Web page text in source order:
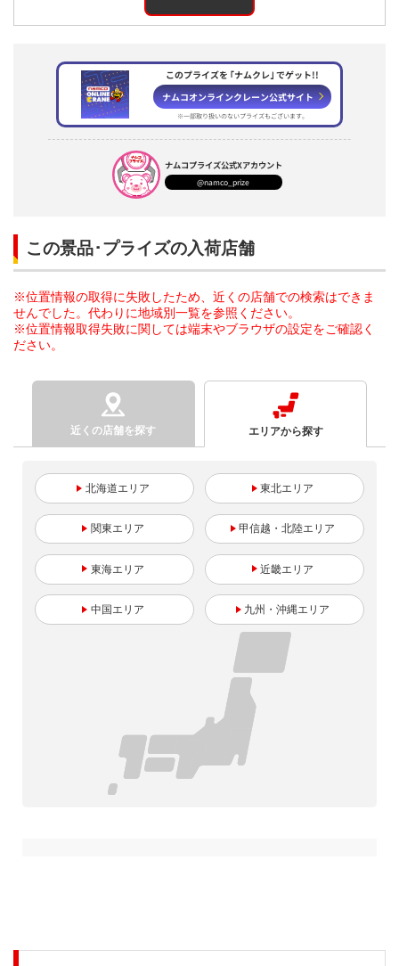
このプライズを ｢ナムクレ｣ でゲット!!
ナムコオンラインクレーン公式サイト
※一部取り扱いのないプライズもございます。
ナムコプライズ公式Xアカウント
@namco_prize
この景品･プライズの入荷店舗
※位置情報の取得に失敗したため、近くの店舗での検索はできま
せんでした。代わりに地域別一覧を参照ください。
※位置情報取得失敗に関しては端末やブラウザの設定をご確認く
ださい。
近くの店舗を探す エリアから探す
北海道 東北
関東 甲信越・北陸
東海 近畿
中国 九州・沖縄